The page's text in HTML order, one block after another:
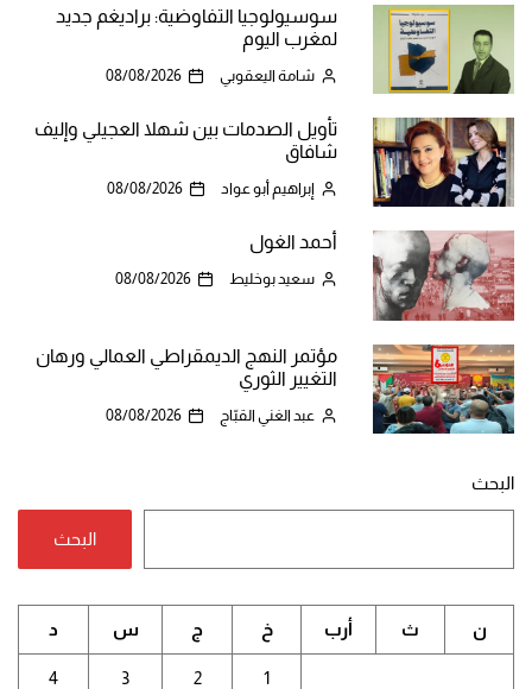
سوسيولوجيا التفاوضية: براديغم جديد
لمغرب اليوم
شامة اليعقوبي 08/08/2026
تأويل الصدمات بين شهلا العجيلي وإليف
شافاق
إبراهيم أبو عواد 08/08/2026
أحمد الغول
سعيد بوخليط 08/08/2026
مؤتمر النهج الديمقراطي العمالي ورهان
التغيير الثوري
عبد الغني القبّاج 08/08/2026
البحث
البحث
ن ث أرب خ ج س د
1
2
3
4